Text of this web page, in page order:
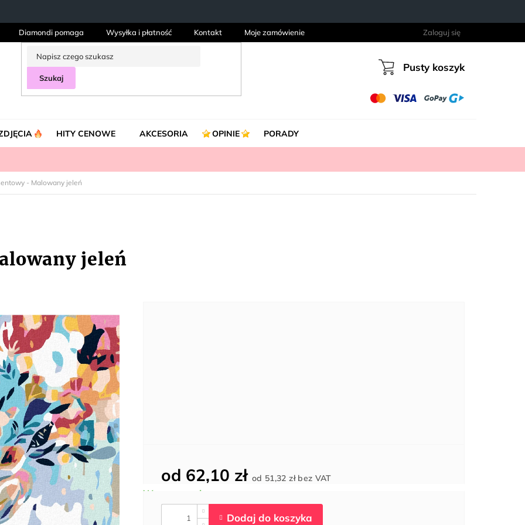
Diamondi pomaga Wysyłka i płatność Kontakt Moje zamówienie Zaloguj się
Szukaj Koszyk
Pusty koszyk
HITY CENOWE AKCESORIA OPINIE PORADY
- Malowany jeleń
jeleń
od 62,10 zł od 51,32 złbez VAT